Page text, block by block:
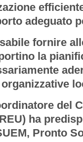
adeguato
fornire
la
del
ha
Pronto